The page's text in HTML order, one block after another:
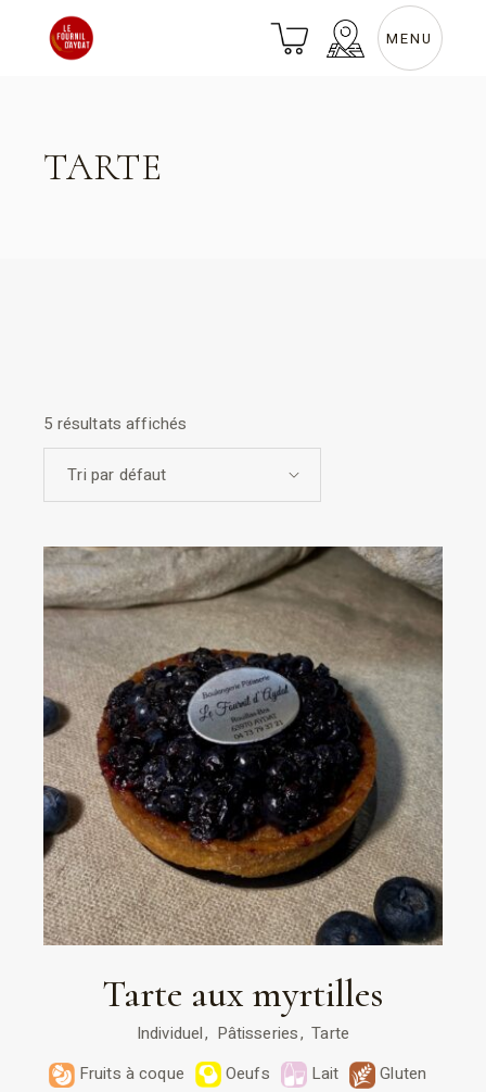
content
MENU
TARTE
5 résultats affichés
Tri par défaut
Tarte aux myrtilles
Individuel Pâtisseries
Tarte
Fruits à coque
Oeufs Lait Gluten